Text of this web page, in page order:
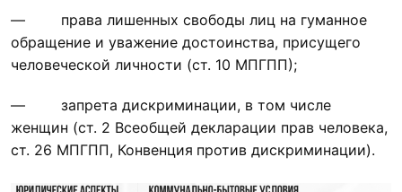
— права лишенных свободы лиц на гуманное
обращение и уважение достоинства, присущего
человеческой личности (ст. 10 МПГПП);
— запрета дискриминации, в том числе
женщин (ст. 2 Всеобщей декларации прав человека,
ст. 26 МПГПП, Конвенция против дискриминации).